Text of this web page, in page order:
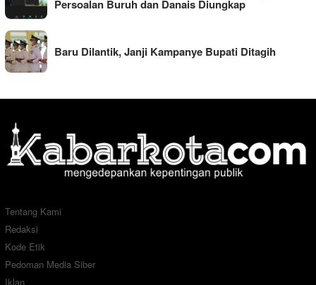
Persoalan Buruh dan Danais Diungkap
Baru Dilantik, Janji Kampanye Bupati Ditagih
Tentang Kami
Redaksi
Kode Etik
Pedoman Media Siber
Iklan